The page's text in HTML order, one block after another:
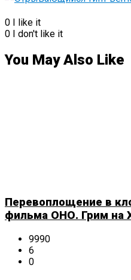
0 I like it
0 I don't like it
You May Also Like
Перевоплощение в
фильма ОНО. Грим на
9990
6
0